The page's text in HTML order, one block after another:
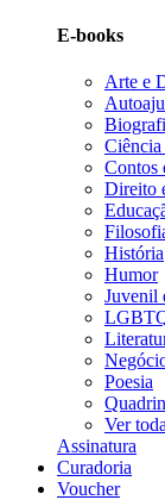
E-books
Arte e
Ciência
Contos
Direito
História
Humor
Juvenil
Poesia
Ver
Assinatura
Curadoria
Voucher